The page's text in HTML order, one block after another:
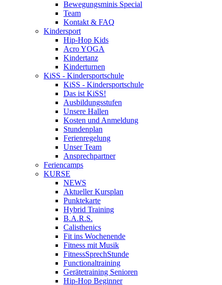
Bewegungsminis Special
Team
Kontakt & FAQ
Kindersport
Hip-Hop Kids
Acro YOGA
Kindertanz
Kinderturnen
KiSS - Kindersportschule
KiSS - Kindersportschule
Das ist KiSS!
Ausbildungsstufen
Unsere Hallen
Kosten und Anmeldung
Stundenplan
Ferienregelung
Unser Team
Ansprechpartner
Feriencamps
KURSE
NEWS
Aktueller Kursplan
Punktekarte
Hybrid Training
B.A.R.S.
Calisthenics
Fit ins Wochenende
Fitness mit Musik
FitnessSprechStunde
Functionaltraining
Gerätetraining Senioren
Hip-Hop Beginner